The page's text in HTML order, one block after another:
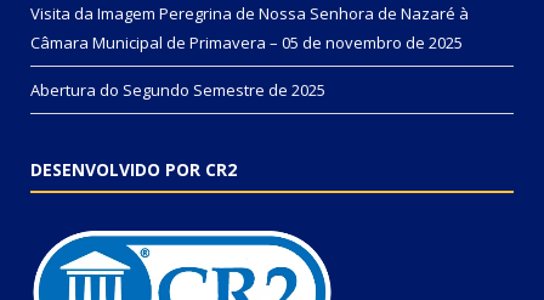
Visita da Imagem Peregrina de Nossa Senhora de Nazaré à
Câmara Municipal de Primavera – 05 de novembro de 2025
Abertura do Segundo Semestre de 2025
DESENVOLVIDO POR CR2